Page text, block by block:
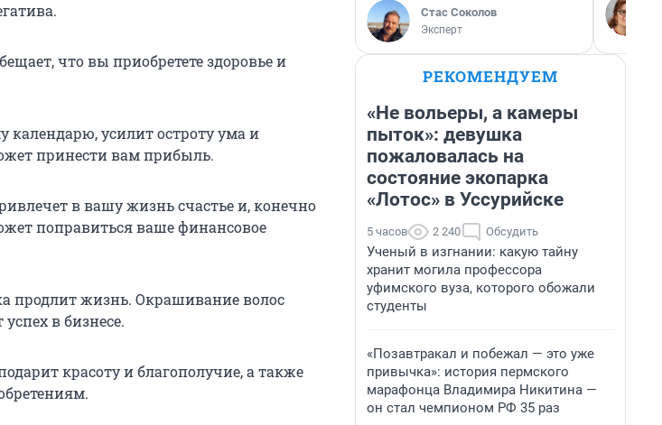
что вы приобретете здоровье и
календарю, усилит остроту ума и
принести вам прибыль.
в вашу жизнь счастье и, конечно
поправиться ваше финансовое
продлит жизнь. Окрашивание волос
в бизнесе.
красоту и благополучие, а также
Стас Соколов
Эксперт
РЕКОМЕНДУЕМ
«Не вольеры, а камеры
пыток»: девушка
пожаловалась на
состояние экопарка
«Лотос» в Уссурийске
5 часов 2 240 Обсудить
Ученый в изгнании: какую тайну
хранит могила профессора
уфимского вуза, которого обожали
студенты
«Позавтракал и побежал — это уже
привычка»: история пермского
марафонца Владимира Никитина —
он стал чемпионом РФ 35 раз